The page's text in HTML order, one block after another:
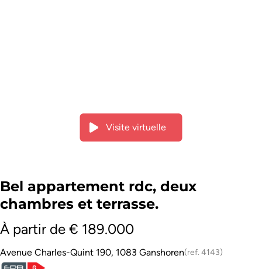
Visite virtuelle
Bel appartement rdc, deux
chambres et terrasse.
À partir de € 189.000
Avenue Charles-Quint 190, 1083 Ganshoren(ref. 4143)